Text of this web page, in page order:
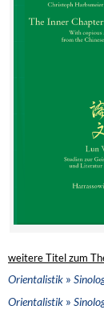
weitere Titel zum
Orientalistik »
Orientalistik »